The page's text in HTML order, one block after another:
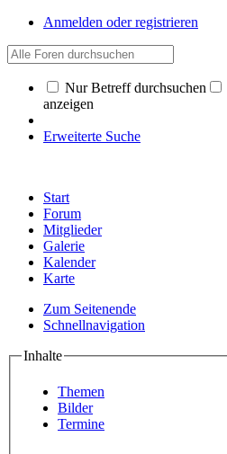
Anmelden oder registrieren
Nur Betreff durchsuchen
anzeigen
Erweiterte Suche
Start
Forum
Mitglieder
Galerie
Kalender
Karte
Zum Seitenende
Schnellnavigation
Inhalte
Themen
Bilder
Termine